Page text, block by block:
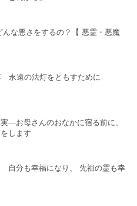
な悪さをするの？【 悪霊・悪魔
永遠の法灯をともすために
―お母さんのおなかに宿る前に、
します
自分も幸福になり、 先祖の霊も幸